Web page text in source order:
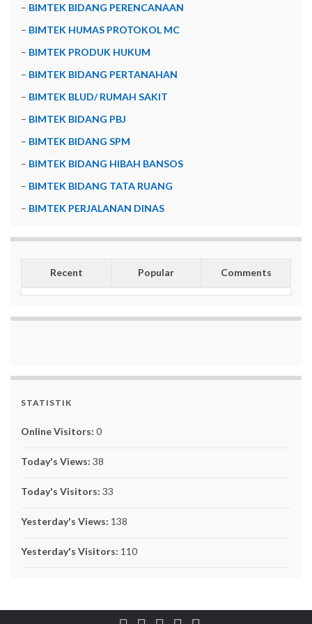
– BIMTEK BIDANG PERENCANAAN
– BIMTEK HUMAS PROTOKOL MC
– BIMTEK PRODUK HUKUM
– BIMTEK BIDANG PERTANAHAN
– BIMTEK BLUD/ RUMAH SAKIT
– BIMTEK BIDANG PBJ
– BIMTEK BIDANG SPM
– BIMTEK BIDANG HIBAH BANSOS
– BIMTEK BIDANG TATA RUANG
– BIMTEK PERJALANAN DINAS
Recent Popular Comments
STATISTIK
Online Visitors: 0
Today's Views: 38
Today's Visitors: 33
Yesterday's Views: 138
Yesterday's Visitors: 110